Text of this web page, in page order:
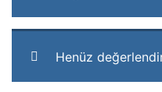
Henüz